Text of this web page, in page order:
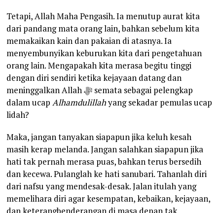
Tetapi, Allah Maha Pengasih. Ia menutup aurat kita
dari pandang mata orang lain, bahkan sebelum kita
memakaikan kain dan pakaian di atasnya. Ia
menyembunyikan keburukan kita dari pengetahuan
orang lain. Mengapakah kita merasa begitu tinggi
dengan diri sendiri ketika kejayaan datang dan
meninggalkan Allah ﷻ semata sebagai pelengkap
dalam ucap Alhamdulillahyang sekadar pemulas ucap
lidah?
Maka, jangan tanyakan siapapun jika keluh kesah
masih kerap melanda. Jangan salahkan siapapun jika
hati tak pernah merasa puas, bahkan terus bersedih
dan kecewa. Pulanglah ke hati sanubari. Tahanlah diri
dari nafsu yang mendesak-desak. Jalan itulah yang
memelihara diri agar kesempatan, kebaikan, kejayaan,
dan keterangbenderangan di masa depan tak